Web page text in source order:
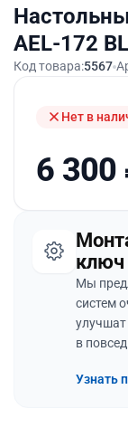
AEL-172
Код товара:5567
Нет в
6 300
ключ
Мы
систем
улучшат
в
Узнать